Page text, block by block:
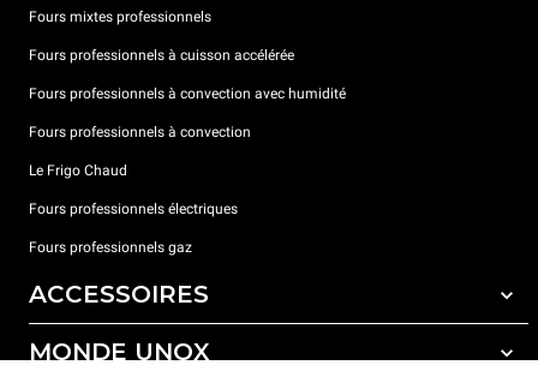
Fours mixtes professionnels
Fours professionnels à cuisson accélérée
Fours professionnels à convection avec humidité
Fours professionnels à convection
Le Frigo Chaud
Fours professionnels électriques
Fours professionnels gaz
ACCESSOIRES
Tous les accessoires
MONDE UNOX